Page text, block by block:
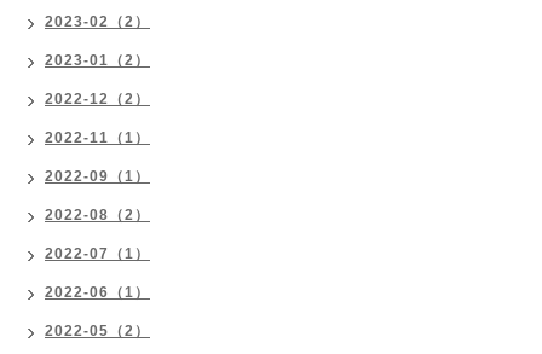
2023-02（2）
2023-01（2）
2022-12（2）
2022-11（1）
2022-09（1）
2022-08（2）
2022-07（1）
2022-06（1）
2022-05（2）